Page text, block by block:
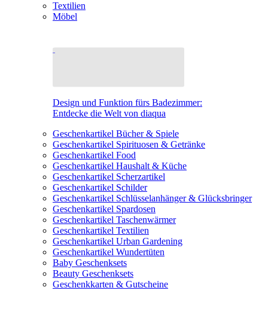
Textilien
Möbel
Design und Funktion fürs Badezimmer:
Entdecke die Welt von diaqua
Geschenkartikel Bücher & Spiele
Geschenkartikel Spirituosen & Getränke
Geschenkartikel Food
Geschenkartikel Haushalt & Küche
Geschenkartikel Scherzartikel
Geschenkartikel Schilder
Geschenkartikel Schlüsselanhänger & Glücksbringer
Geschenkartikel Spardosen
Geschenkartikel Taschenwärmer
Geschenkartikel Textilien
Geschenkartikel Urban Gardening
Geschenkartikel Wundertüten
Baby Geschenksets
Beauty Geschenksets
Geschenkkarten & Gutscheine